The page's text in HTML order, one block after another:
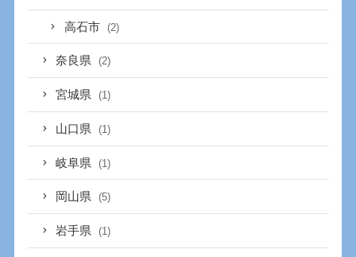
高石市 (2)
奈良県 (2)
宮城県 (1)
山口県 (1)
岐阜県 (1)
岡山県 (5)
岩手県 (1)